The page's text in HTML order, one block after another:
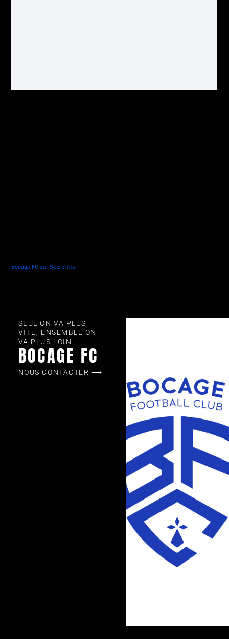
Bocage FC sur Score'n'co
SEUL ON VA PLUS
VITE, ENSEMBLE ON
VA PLUS LOIN
BOCAGE FC
NOUS CONTACTER ⟶